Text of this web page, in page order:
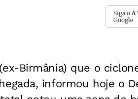
Siga o A
Google
Birmânia) que o
informou hoje o